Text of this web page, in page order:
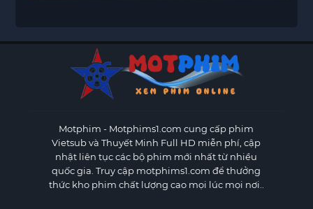
Motphim - Motphims1.com cung cấp phim
Vietsub và Thuyết Minh Full HD miễn phí, cập
nhật liên tục các bộ phim mới nhất từ nhiều
quốc gia. Truy cập motphims1.com để thưởng
thức kho phim chất lượng cao mọi lúc mọi nơi..